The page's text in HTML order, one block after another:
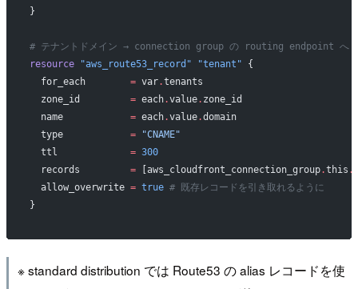
}
# テナントドメイン → connection group の routing endpoint へ
resource "aws_route53_record" "tenant" {
  for_each
        =
var.tenants
  zone_id
         =
each.value. zone_id
  name
            =
each.value.domain
  type
            =
"CNAME"
  ttl
             =
300
  records
         =
[aws_cloudfront_connection_group.this .
  allow_overwrite
= true # 既存レコードを引き取れるように
}
※ standard distribution では Route53 の alias レコードを使